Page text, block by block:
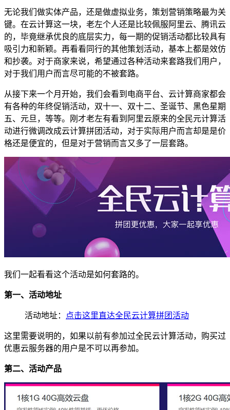
无论我们做实体产品，还是做虚拟业务，策划营销策略最为关
键。在云计算这一块，老左个人还是比较佩服阿里云、腾讯云
的，毕竟继承优良的底层实力，每一期的促销活动都比较具有
吸引力和新颖。再看看同行的其他策划活动，基本上都是效仿
和抄袭。对于商家来说，希望通过各种活动来套路我们用户，
对于我们用户而言尽可能的不被套路。
从接下来一个月开始，我们会看到电商平台、云计算商家都会
有各种的年终促销活动，双十一、双十二、圣诞节、黑色星期
五、元旦，等等。刚才老左有看到阿里云原来的全民元计算活
动进行微调改成云计算拼团活动，对于实际用户而言却是是价
格还是便宜的，但是对于营销而言又多了一层套路。
我们一起看看这个活动是如何套路的。
第一、活动地址
活动地址： 点击这里直达全民云计算拼团活动
这里需要说明的，如果以前有参加过全民云计算活动，购买过
优惠云服务器的用户是不可以再参加。
第二、活动产品